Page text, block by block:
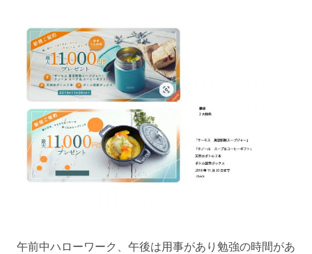
午前中ハローワーク、午後は用事があり勉強の時間があ